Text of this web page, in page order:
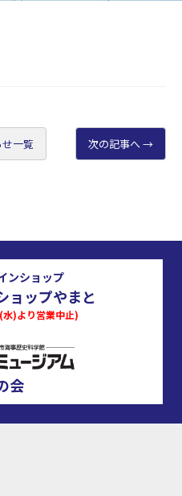
一覧 次の記事へ
ンショップ
ョップやまと
)より営業中止)
会